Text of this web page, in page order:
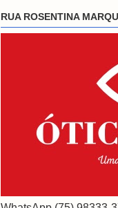
RUA ROSENTINA